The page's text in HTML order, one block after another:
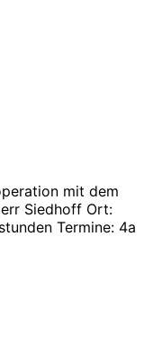
mit dem
Siedhoff Ort:
Termine: 4a